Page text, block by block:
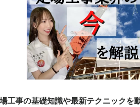
工事の基礎知識や最新テクニックを